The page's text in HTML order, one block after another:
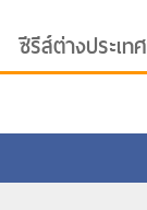
ซีรีส์ต่างประเทศ